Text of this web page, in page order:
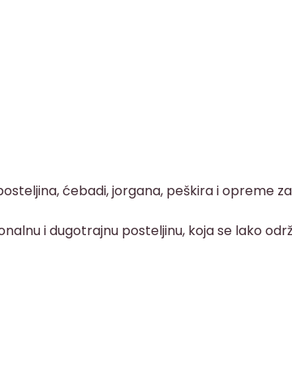
ćebadi, jorgana, peškira i opreme
i dugotrajnu posteljinu, koja se lako